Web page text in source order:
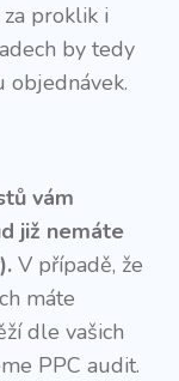
proklik i
by tedy
objednávek.
vám
již nemáte
V případě, že
máte
dle vašich
PPC audit.